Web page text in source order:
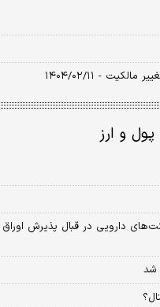
پول و ارز
شرکت‌های دارویی در قبال پذیرش اوراق
شد